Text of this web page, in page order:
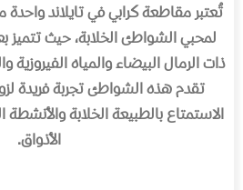
تُعتبر مقاطعة كرابي في تايلاند واحدة
لمحبي الشواطئ الخلابة، حيث
ذات الرمال البيضاء والمياه الفيروزية
تقدم هذه الشواطئ تجربة فريدة
الاستمتاع بالطبيعة الخلابة
الأذواق.